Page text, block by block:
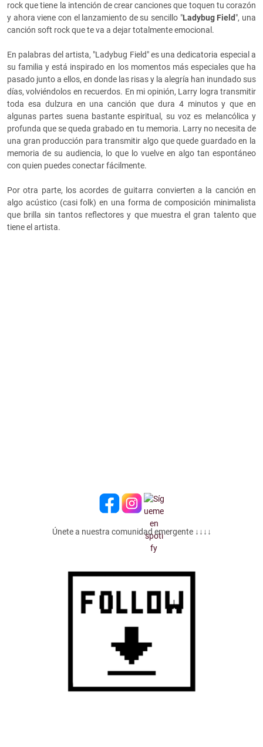
rock que tiene la intención de crear canciones que toquen tu corazón
y ahora viene con el lanzamiento de su sencillo "Ladybug Field", una
canción soft rock que te va a dejar totalmente emocional.
En palabras del artista, "Ladybug Field" es una dedicatoria especial a
su familia y está inspirado en los momentos más especiales que ha
pasado junto a ellos, en donde las risas y la alegría han inundado sus
días, volviéndolos en recuerdos. En mi opinión, Larry logra transmitir
toda esa dulzura en una canción que dura 4 minutos y que en
algunas partes suena bastante espiritual, su voz es melancólica y
profunda que se queda grabado en tu memoria. Larry no necesita de
una gran producción para transmitir algo que quede guardado en la
memoria de su audiencia, lo que lo vuelve en algo tan espontáneo
con quien puedes conectar fácilmente.
Por otra parte, los acordes de guitarra convierten a la canción en
algo acústico (casi folk) en una forma de composición minimalista
que brilla sin tantos reflectores y que muestra el gran talento que
tiene el artista.
Únete a nuestra comunidad emergente ↓↓↓↓